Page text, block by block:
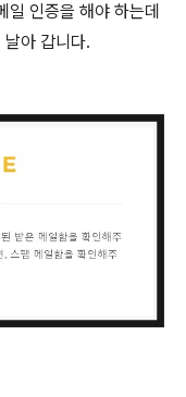
일 인증을 해야 하는데
아 갑니다.